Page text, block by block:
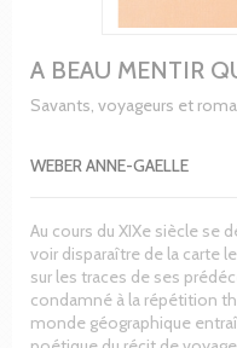
A BEAU MENTIR
Savants, voyageurs et
WEBER ANNE-GAELLE
Au cours du XIXe siècle se
voir disparaître de la carte
sur les traces de ses
condamné à la répétition
monde géographique